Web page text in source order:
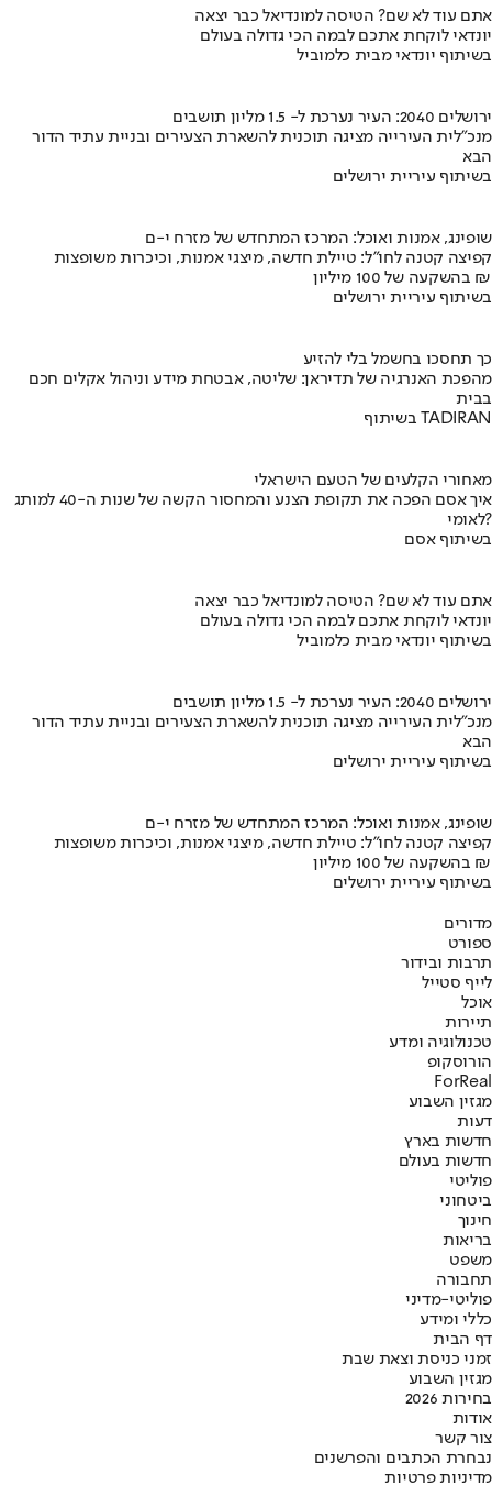
אתם עוד לא שם? הטיסה למונדיאל כבר יצאה
יונדאי לוקחת אתכם לבמה הכי גדולה בעולם
בשיתוף יונדאי מבית כלמוביל
ירושלים 2040: העיר נערכת ל- 1.5 מליון תושבים
מנכ"לית העירייה מציגה תוכנית להשארת הצעירים ובניית עתיד הדור
הבא
בשיתוף עיריית ירושלים
שופינג, אמנות ואוכל: המרכז המתחדש של מזרח י-ם
קפיצה קטנה לחו"ל: טיילת חדשה, מיצגי אמנות, וכיכרות משופצות
בהשקעה של 100 מיליון ₪
בשיתוף עיריית ירושלים
כך תחסכו בחשמל בלי להזיע
מהפכת האנרגיה של תדיראן: שליטה, אבטחת מידע וניהול אקלים חכם
בבית
בשיתוף TADIRAN
מאחורי הקלעים של הטעם הישראלי
איך אסם הפכה את תקופת הצנע והמחסור הקשה של שנות ה-40 למותג
לאומי?
בשיתוף אסם
אתם עוד לא שם? הטיסה למונדיאל כבר יצאה
יונדאי לוקחת אתכם לבמה הכי גדולה בעולם
בשיתוף יונדאי מבית כלמוביל
ירושלים 2040: העיר נערכת ל- 1.5 מליון תושבים
מנכ"לית העירייה מציגה תוכנית להשארת הצעירים ובניית עתיד הדור
הבא
בשיתוף עיריית ירושלים
שופינג, אמנות ואוכל: המרכז המתחדש של מזרח י-ם
קפיצה קטנה לחו"ל: טיילת חדשה, מיצגי אמנות, וכיכרות משופצות
בהשקעה של 100 מיליון ₪
בשיתוף עיריית ירושלים
מדורים
ספורט
תרבות ובידור
לייף סטייל
אוכל
תיירות
טכנולוגיה ומדע
הורוסקופ
ForReal
מגזין השבוע
דעות
חדשות בארץ
חדשות בעולם
פוליטי
ביטחוני
חינוך
בריאות
משפט
תחבורה
פוליטי-מדיני
כללי ומידע
דף הבית
זמני כניסת וצאת שבת
מגזין השבוע
בחירות 2026
אודות
צור קשר
נבחרת הכתבים והפרשנים
מדיניות פרטיות